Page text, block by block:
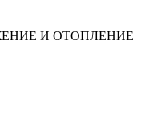
И ОТОПЛЕНИЕ